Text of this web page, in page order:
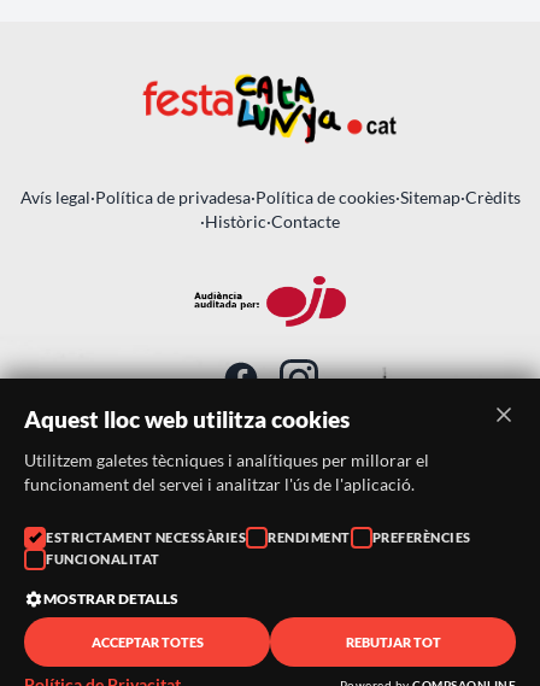
Avís legal·Política de privadesa·Política de cookies·Sitemap·Crèdits
·Històric·Contacte
SUBSCRIU-TE AL BUTLLETÍ
Telèfon:
938046359
Correu:
© 2026 ·FestaCatalunya
— Tots els drets reservats · Web
desenvolupada amb ❤️ perCompsaOnline
Aquest lloc web utilitza cookies
Utilitzem galetes tècniques i analítiques per millorar el
funcionament del servei i analitzar l'ús de l'aplicació.
ESTRICTAMENT NECESSÀRIES RENDIMENT
PREFERÈNCIES
FUNCIONALITAT
MOSTRAR DETALLS
ACCEPTAR TOTES REBUTJAR TOT